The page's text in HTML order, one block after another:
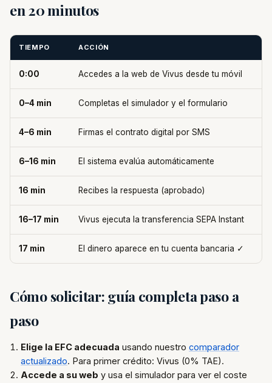
en 20 minutos
TIEMPO ACCIÓN
0:00 Accedes a la web de Vivus desde tu móvil
0–4 min Completas el simulador y el formulario
4–6 min Firmas el contrato digital por SMS
6–16 min El sistema evalúa automáticamente
16 min Recibes la respuesta (aprobado)
16–17 min Vivus ejecuta la transferencia SEPA Instant
17 min El dinero aparece en tu cuenta bancaria ✓
Cómo solicitar: guía completa paso a
paso
Elige la EFC adecuada usando nuestro comparador
actualizado. Para primer crédito: Vivus (0% TAE).
Accede a su web y usa el simulador para ver el coste